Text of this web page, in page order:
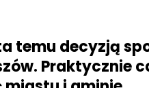
temu decyzją
Praktycznie